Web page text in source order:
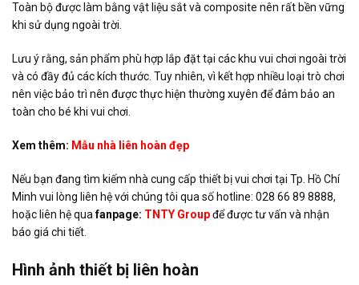
Toàn bộ được làm bằng vật liệu sắt và composite nên rất bền vững
khi sử dụng ngoài trời.
Lưu ý rằng, sản phẩm phù hợp lắp đặt tại các khu vui chơi ngoài trời
và có đầy đủ các kích thước. Tuy nhiên, vì kết hợp nhiều loại trò chơi
nên việc bảo trì nên được thực hiện thường xuyên để đảm bảo an
toàn cho bé khi vui chơi.
Xem thêm: Mẫu nhà liên hoàn đẹp
Nếu bạn đang tìm kiếm nhà cung cấp thiết bị vui chơi tại Tp. Hồ Chí
Minh vui lòng liên hệ với chúng tôi qua số hotline: 028 66 89 8888,
hoặc liên hệ quafanpage: TNTY Groupđể được tư vấn và nhận
báo giá chi tiết.
Hình ảnh thiết bị liên hoàn